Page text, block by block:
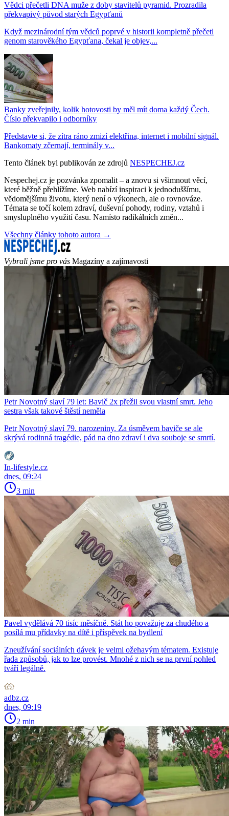
Vědci přečetli DNA muže z doby stavitelů pyramid. Prozradila
překvapivý původ starých Egypťanů
Když mezinárodní tým vědců poprvé v historii kompletně přečetl
genom starověkého Egypťana, čekal je objev,...
Banky zveřejnily, kolik hotovosti by měl mít doma každý Čech.
Číslo překvapilo i odborníky
Představte si, že zítra ráno zmizí elektřina, internet i mobilní signál.
Bankomaty zčernají, terminály v...
Tento článek byl publikován ze zdrojů NESPECHEJ.cz
Nespechej.cz je pozvánka zpomalit – a znovu si všimnout věcí,
které běžně přehlížíme. Web nabízí inspiraci k jednoduššímu,
vědomějšímu životu, který není o výkonech, ale o rovnováze.
Témata se točí kolem zdraví, duševní pohody, rodiny, vztahů i
smysluplného využití času. Namísto radikálních změn...
Všechny články tohoto autora →
Vybrali jsme pro vás Magazíny a zajímavosti
Petr Novotný slaví 79 let: Bavič 2x přežil svou vlastní smrt. Jeho
sestra však takové štěstí neměla
Petr Novotný slaví 79. narozeniny. Za úsměvem baviče se ale
skrývá rodinná tragédie, pád na dno zdraví i dva souboje se smrtí.
In-lifestyle.cz
dnes, 09:24
3 min
Pavel vydělává 70 tisíc měsíčně. Stát ho považuje za chudého a
posílá mu přídavky na dítě i příspěvek na bydlení
Zneužívání sociálních dávek je velmi ožehavým tématem. Existuje
řada způsobů, jak to lze provést. Mnohé z nich se na první pohled
tváří legálně.
adbz.cz
dnes, 09:19
2 min